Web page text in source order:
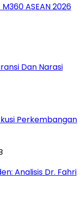
ASEAN 2026
Dan Narasi
Perkembangan
Analisis Dr. Fahri